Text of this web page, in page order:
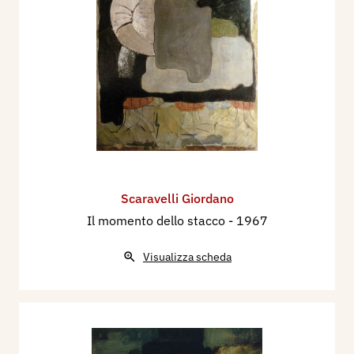
a Mantova 1900-1950, Quistello (MN),
Pinacoteca comunale.
2000 - Collezione d’arte Moderna della Provincia
di Mantova, Mantova, Casa del Mantegna.
2011 - Collezione d’arte Moderna della Provincia
di Mantova, Mantova, Casa del Mantegna.
1975 - Dizionario dei Pittori Mantovani. Volume
Secondo, a cura di Maria Gabriella Savoia e
Editore, pp. 114/116 ill.
1977 - Mantova e la sua Provincia illustrata dai
Scaravelli Giordano
Il momento dello stacco - 1967
Visualizza scheda